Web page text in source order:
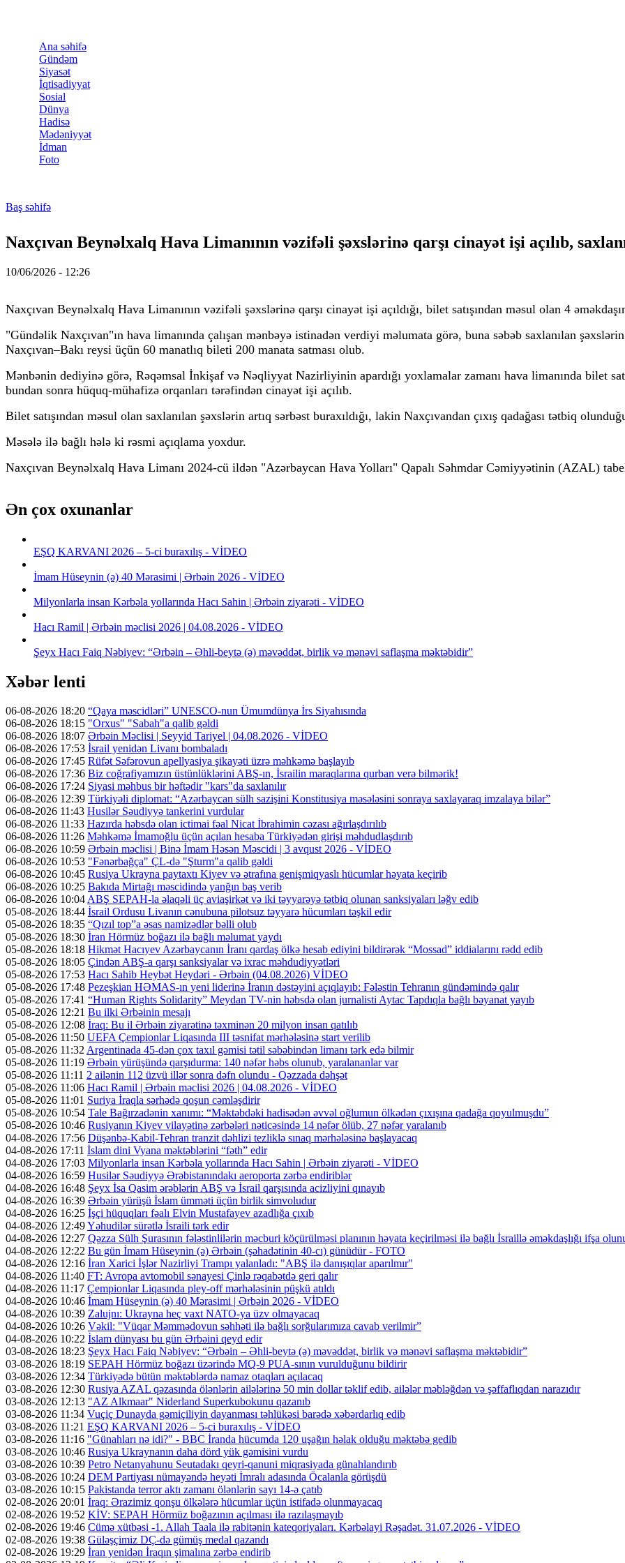
Ana səhifə
Gündəm
Siyasət
İqtisadiyyat
Sosial
Dünya
Hadisə
Mədəniyyət
İdman
Foto
Baş səhifə
Naxçıvan Beynəlxalq Hava Limanının vəzifəli şəxslərinə qarşı cinayət işi açılıb,
10/06/2026 - 12:26
Naxçıvan Beynəlxalq Hava Limanının vəzifəli şəxslərinə qarşı cinayət işi açıldığı, bilet satışından məsul olan 4
"Gündəlik Naxçıvan"ın hava limanında çalışan mənbəyə istinadən verdiyi məlumata görə, buna səbəb saxlanılan
Naxçıvan–Bakı reysi üçün 60 manatlıq bileti 200 manata satması olub.
Mənbənin dediyinə görə, Rəqəmsal İnkişaf və Nəqliyyat Nazirliyinin apardığı yoxlamalar zamanı hava limanında bilet
bundan sonra hüquq-mühafizə orqanları tərəfindən cinayət işi açılıb.
Bilet satışından məsul olan saxlanılan şəxslərin artıq sərbəst buraxıldığı, lakin Naxçıvandan çıxış qadağası tətbiq
Məsələ ilə bağlı hələ ki rəsmi açıqlama yoxdur.
Naxçıvan Beynəlxalq Hava Limanı 2024-cü ildən "Azərbaycan Hava Yolları" Qapalı Səhmdar Cəmiyyətinin (AZAL)
Ən çox oxunanlar
EŞQ KARVANI 2026 – 5-ci buraxılış - VİDEO
İmam Hüseynin (ə) 40 Mərasimi | Ərbəin 2026 - VİDEO
Milyonlarla insan Kərbəla yollarında Hacı Sahin | Ərbəin ziyarəti - VİDEO
Hacı Ramil | Ərbəin məclisi 2026 | 04.08.2026 - VİDEO
Şeyx Hacı Faiq Nəbiyev: “Ərbəin – Əhli-beytə (ə) məvəddət, birlik və mənəvi saflaşma məktəbidir”
Xəbər lenti
06-08-2026 18:20 “Qaya məscidləri” UNESCO-nun Ümumdünya İrs Siyahısında
06-08-2026 18:15 "Orxus" "Sabah"a qalib gəldi
06-08-2026 18:07 Ərbəin Məclisi | Seyyid Tariyel | 04.08.2026 - VİDEO
06-08-2026 17:53 İsrail yenidən Livanı bombaladı
06-08-2026 17:45 Rüfət Səfərovun apellyasiya şikayəti üzrə məhkəmə başlayıb
06-08-2026 17:36 Biz coğrafiyamızın üstünlüklərini ABŞ-ın, İsrailin maraqlarına qurban verə bilmərik!
06-08-2026 17:24 Siyasi məhbus bir həftədir "kars"da saxlanılır
06-08-2026 12:39 Türkiyəli diplomat: “Azərbaycan sülh sazişini Konstitusiya məsələsini sonraya saxlayaraq imzalaya bilər”
06-08-2026 11:43 Husilər Səudiyyə tankerini vurdular
06-08-2026 11:33 Hazırda həbsdə olan ictimai fəal Nicat İbrahimin cəzası ağırlaşdırılıb
06-08-2026 11:26 Məhkəmə İmamoğlu üçün açılan hesaba Türkiyədən girişi məhdudlaşdırıb
06-08-2026 10:59 Ərbəin məclisi | Binə İmam Həsən Məscidi | 3 avqust 2026 - VİDEO
06-08-2026 10:53 "Fənərbağça" ÇL-də "Şturm"a qalib gəldi
06-08-2026 10:45 Rusiya Ukrayna paytaxtı Kiyev və ətrafına genişmiqyaslı hücumlar həyata keçirib
06-08-2026 10:25 Bakıda Mirtağı məscidində yanğın baş verib
06-08-2026 10:04ABŞ SEPAH-la əlaqəli üç aviaşirkət və iki təyyarəyə tətbiq olunan sanksiyaları ləğv edib
05-08-2026 18:44 İsrail Ordusu Livanın cənubuna pilotsuz təyyarə hücumları təşkil edir
05-08-2026 18:35 “Qızıl top”a əsas namizədlər bəlli olub
05-08-2026 18:30 İran Hörmüz boğazı ilə bağlı məlumat yaydı
05-08-2026 18:18 Hikmət Hacıyev Azərbaycanın İranı qardaş ölkə hesab ediyini bildirərək “Mossad” iddialarını rədd edib
05-08-2026 18:05 Çindən ABŞ-a qarşı sanksiyalar və ixrac məhdudiyyətləri
05-08-2026 17:53 Hacı Sahib Heybət Heydəri - Ərbəin (04.08.2026) VİDEO
05-08-2026 17:48 Pezeşkian HƏMAS-ın yeni liderinə İranın dəstəyini açıqlayıb: Fələstin Tehranın gündəmində qalır
05-08-2026 17:41 “Human Rights Solidarity” Meydan TV-nin həbsdə olan jurnalisti Aytac Tapdıqla bağlı bəyanat yayıb
05-08-2026 12:21 Bu ilki Ərbəinin mesajı
05-08-2026 12:08 İraq: Bu il Ərbəin ziyarətinə təxminən 20 milyon insan qatılıb
05-08-2026 11:50 UEFA Çempionlar Liqasında III təsnifat mərhələsinə start verilib
05-08-2026 11:32Argentinada 45-dən çox taxıl gəmisi tətil səbəbindən limanı tərk edə bilmir
05-08-2026 11:19 Ərbəin yürüşündə qarşıdurma: 140 nəfər həbs olunub, yaralananlar var
05-08-2026 11:11 2 ailənin 112 üzvü illər sonra dəfn olundu - Qəzzada dəhşət
05-08-2026 11:06 Hacı Ramil | Ərbəin məclisi 2026 | 04.08.2026 - VİDEO
05-08-2026 11:01 Suriya İraqla sərhədə qoşun cəmləşdirir
05-08-2026 10:54 Tale Bağırzadənin xanımı: “Məktəbdəki hadisədən əvvəl oğlumun ölkədən çıxışına qadağa qoyulmuşdu”
05-08-2026 10:46 Rusiyanın Kiyev vilayətinə zərbələri nəticəsində 14 nəfər ölüb, 27 nəfər yaralanıb
04-08-2026 17:56 Düşənbə-Kabil-Tehran tranzit dəhlizi tezliklə sınaq mərhələsinə başlayacaq
04-08-2026 17:11 İslam dini Vyana məktəblərini “fəth” edir
04-08-2026 17:03 Milyonlarla insan Kərbəla yollarında Hacı Sahin | Ərbəin ziyarəti - VİDEO
04-08-2026 16:59 Husilər Səudiyyə Ərəbistanındakı aeroporta zərbə endiriblər
04-08-2026 16:48 Şeyx İsa Qasim ərəblərin ABŞ və İsrail qarşısında acizliyini qınayıb
04-08-2026 16:39 Ərbəin yürüşü İslam ümməti üçün birlik simvoludur
04-08-2026 16:25 İşçi hüquqları fəalı Elvin Mustafayev azadlığa çıxıb
04-08-2026 12:49Yəhudilər sürətlə İsraili tərk edir
04-08-2026 12:27 Qəzza Sülh Şurasının fələstinlilərin məcburi köçürülməsi planının həyata keçirilməsi ilə bağlı İsraillə əməkdaşlığı ifşa
04-08-2026 12:22 Bu gün İmam Hüseynin (ə) Ərbəin (şəhadətinin 40-cı) günüdür - FOTO
04-08-2026 12:16 İran Xarici İşlər Nazirliyi Trampı yalanladı: "ABŞ ilə danışıqlar aparılmır"
04-08-2026 11:40 FT: Avropa avtomobil sənayesi Çinlə rəqabətdə geri qalır
04-08-2026 11:17 Çempionlar Liqasında pley-off mərhələsinin püşkü atıldı
04-08-2026 10:46 İmam Hüseynin (ə) 40 Mərasimi | Ərbəin 2026 - VİDEO
04-08-2026 10:39 Zalujnı: Ukrayna heç vaxt NATO-ya üzv olmayacaq
04-08-2026 10:26 Vəkil: "Vüqar Məmmədovun səhhəti ilə bağlı sorğularımıza cavab verilmir”
04-08-2026 10:22 İslam dünyası bu gün Ərbəini qeyd edir
03-08-2026 18:23 Şeyx Hacı Faiq Nəbiyev: “Ərbəin – Əhli-beytə (ə) məvəddət, birlik və mənəvi saflaşma məktəbidir”
03-08-2026 18:19 SEPAH Hörmüz boğazı üzərində MQ-9 PUA-sının vurulduğunu bildirir
03-08-2026 12:34 Türkiyədə bütün məktəblərdə namaz otaqları açılacaq
03-08-2026 12:30 Rusiya AZAL qəzasında ölənlərin ailələrinə 50 min dollar təklif edib, ailələr məbləğdən və şəffaflıqdan narazıdır
03-08-2026 12:13 "AZ Alkmaar" Niderland Superkubokunu qazanıb
03-08-2026 11:34 Vuçiç Dunayda gəmiçiliyin dayanması təhlükəsi barədə xəbərdarlıq edib
03-08-2026 11:21 EŞQ KARVANI 2026 – 5-ci buraxılış - VİDEO
03-08-2026 11:16 "Günahları nə idi?" - BBC İranda hücumda 120 uşağın həlak olduğu məktəbə gedib
03-08-2026 10:46 Rusiya Ukraynanın daha dörd yük gəmisini vurdu
03-08-2026 10:39 Petro Netanyahunu Seutadakı qeyri-qanuni miqrasiyada günahlandırıb
03-08-2026 10:24 DEM Partiyası nümayəndə heyəti İmralı adasında Öcalanla görüşdü
03-08-2026 10:15 Pakistanda terror aktı zamanı ölənlərin sayı 14-ə çatıb
02-08-2026 20:01 İraq: Ərazimiz qonşu ölkələrə hücumlar üçün istifadə olunmayacaq
02-08-2026 19:52 KİV: SEPAH Hörmüz boğazının açılması ilə razılaşmayıb
02-08-2026 19:46 Cümə xütbəsi -1. Allah Taala ilə rabitənin kateqoriyaları. Kərbəlayi Rəşadət. 31.07.2026 - VİDEO
02-08-2026 19:38 Güləşçimiz DÇ-də gümüş medal qazandı
02-08-2026 19:29 İran yenidən İraqın şimalına zərbə endirib